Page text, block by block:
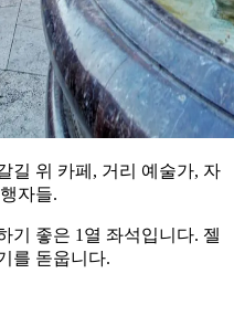
길 위 카페, 거리 예술가, 자
자들.
기 좋은 1열 좌석입니다. 젤
를 돋웁니다.